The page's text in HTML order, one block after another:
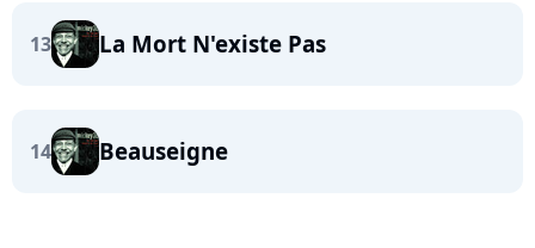
13 La Mort N'existe Pas
14 Beauseigne